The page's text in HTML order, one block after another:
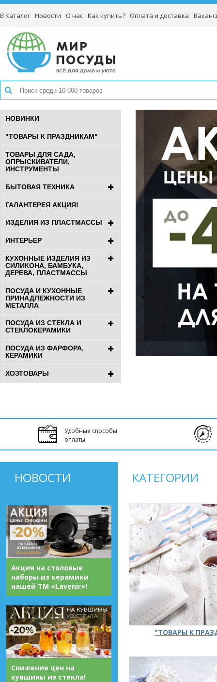
В Каталог Новости О нас Как купить? Оплата и доставка
НОВИНКИ
"ТОВАРЫ К ПРАЗДНИКАМ"
ТОВАРЫ ДЛЯ САДА,
ОПРЫСКИВАТЕЛИ,
ИНСТРУМЕНТЫ
БЫТОВАЯ ТЕХНИКА
ГАЛАНТЕРЕЯ АКЦИЯ!
ИЗДЕЛИЯ ИЗ ПЛАСТМАССЫ
ИНТЕРЬЕР
КУХОННЫЕ ИЗДЕЛИЯ ИЗ
СИЛИКОНА, БАМБУКА,
ДЕРЕВА, ПЛАСТМАССЫ
ПОСУДА И КУХОННЫЕ
ПРИНАДЛЕЖНОСТИ ИЗ
МЕТАЛЛА
ПОСУДА ИЗ СТЕКЛА И
СТЕКЛОКЕРАМИКИ
ПОСУДА ИЗ ФАРФОРА,
КЕРАМИКИ
ХОЗТОВАРЫ
Удобные способы
оплаты
НОВОСТИ
Акция на столовые
наборы из керамики
нашей ТМ «Lavenir»!
Снижение цен на
кувшины из стекла!
КАТЕГОРИИ
"ТОВАРЫ К